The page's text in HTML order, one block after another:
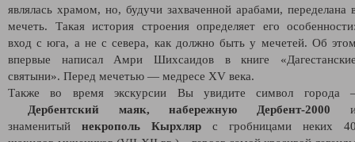
являлась храмом, но, будучи захваченной арабами, переделана
мечеть. Такая история строения определяет его
вход с юга, а не с севера, как должно быть у мечетей. Об
впервые написал Амри Шихсаидов в книге
святыни». Перед мечетью — медресе XV века.
Также во время экскурсии Вы увидите символ города
Дербентский маяк,
набережную Дербент-2000
знаменитый некрополь Кырхляр с гробницами неких